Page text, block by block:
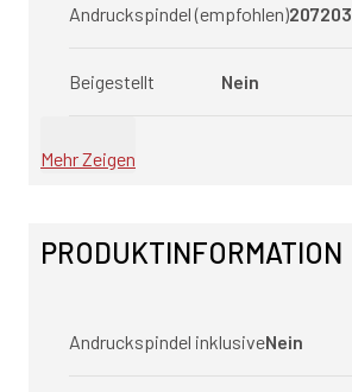
Andruckspindel (empfohlen)207203
Beigestellt Nein
Mehr Zeigen
PRODUKTINFORMATION
Andruckspindel inklusiveNein